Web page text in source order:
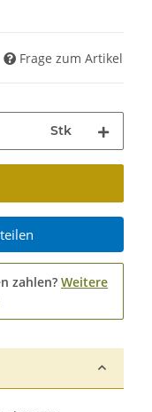
Frage zum Artikel
Stk
zahlen? Weitere